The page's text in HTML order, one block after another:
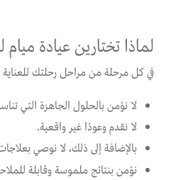
لماذا تختارين عيادة
في كل مرحلة من مراحل رحلتك للعناية
لا نؤمن بالحلول الجاهزة التي
لا نقدم وعودًا غير واقعية.
بالإضافة إلى ذلك، لا نوصي
نؤمن بنتائج ملموسة وقابلة